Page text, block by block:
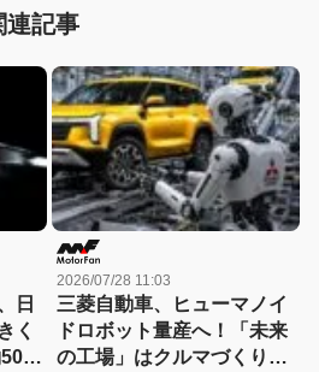
連記事
日
く
か
2026/07/28 11:03
三菱自動車、ヒューマノイ
ドロボット量産へ！「未来
の工場」はクルマづくりを